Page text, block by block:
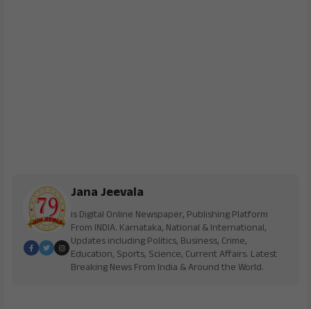
Jana Jeevala
is Digital Online Newspaper, Publishing Platform
From INDIA. Karnataka, National & International,
Updates including Politics, Business, Crime,
Education, Sports, Science, Current Affairs. Latest
Breaking News From India & Around the World.